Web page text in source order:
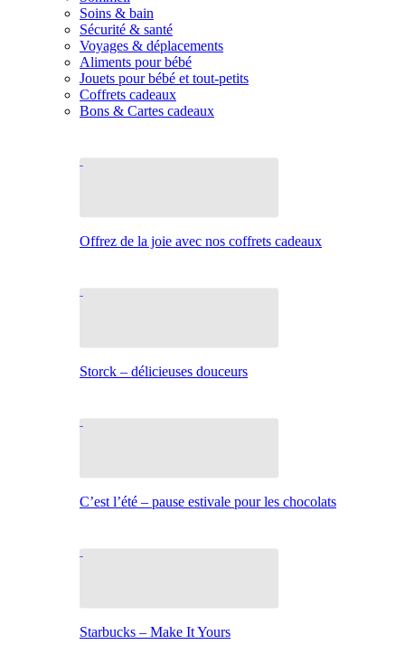
Soins & bain
Sécurité & santé
Voyages & déplacements
Aliments pour bébé
Jouets pour bébé et tout-petits
Coffrets cadeaux
Bons & Cartes cadeaux
Offrez de la joie avec nos coffrets cadeaux
Storck – délicieuses douceurs
C’est l’été – pause estivale pour les chocolats
Starbucks – Make It Yours